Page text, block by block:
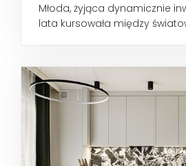
Młoda, żyjąca dynamicznie
lata kursowała między